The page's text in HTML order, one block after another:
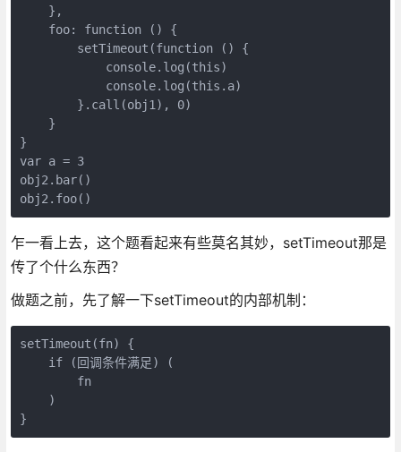
    },
    foo: function () {
        setTimeout(function () {
            console.log(this)
            console.log(this.a)
        }.call(obj1), 0)
    }
}
var a = 3
obj2.bar()
乍一看上去，这个题看起来有些莫名其妙，setTimeout那是
传了个什么东西？
做题之前，先了解一下setTimeout的内部机制：
setTimeout(fn) {
    if (回调条件满足) (
        fn
    )